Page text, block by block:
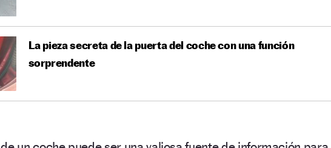
La pieza secreta de la puerta del coche con una función
sorprendente